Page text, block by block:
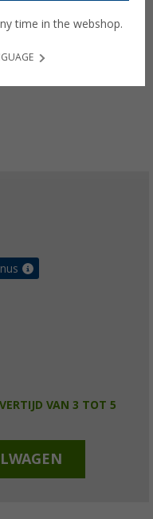
VAN 3 TOT 5
time in the webshop.